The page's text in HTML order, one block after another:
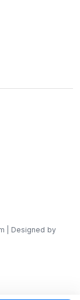
| Designed by